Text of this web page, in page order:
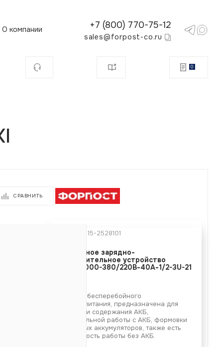
О компании +7 (800) 770-75-12
sales@forpost-co.ru
0
СРАВНИТЬ
15-2528101
Модульное зарядно-
выпрямительное устройство
ИПС-10000-380/220В-40А-1/2-3U-21
Система бесперебойного
электропитания, предназначена для
зарядки и содержания АКБ,
параллельной работы с АКБ, формовки
отдельных аккумуляторов, также есть
возможность работы без АКБ.